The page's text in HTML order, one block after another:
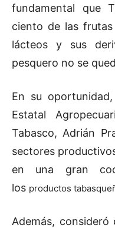
fundamental que
ciento de las
lácteos y sus
pesquero no se
En su
Estatal
Tabasco, Adrián
sectores
en una gran
los productos
Además,